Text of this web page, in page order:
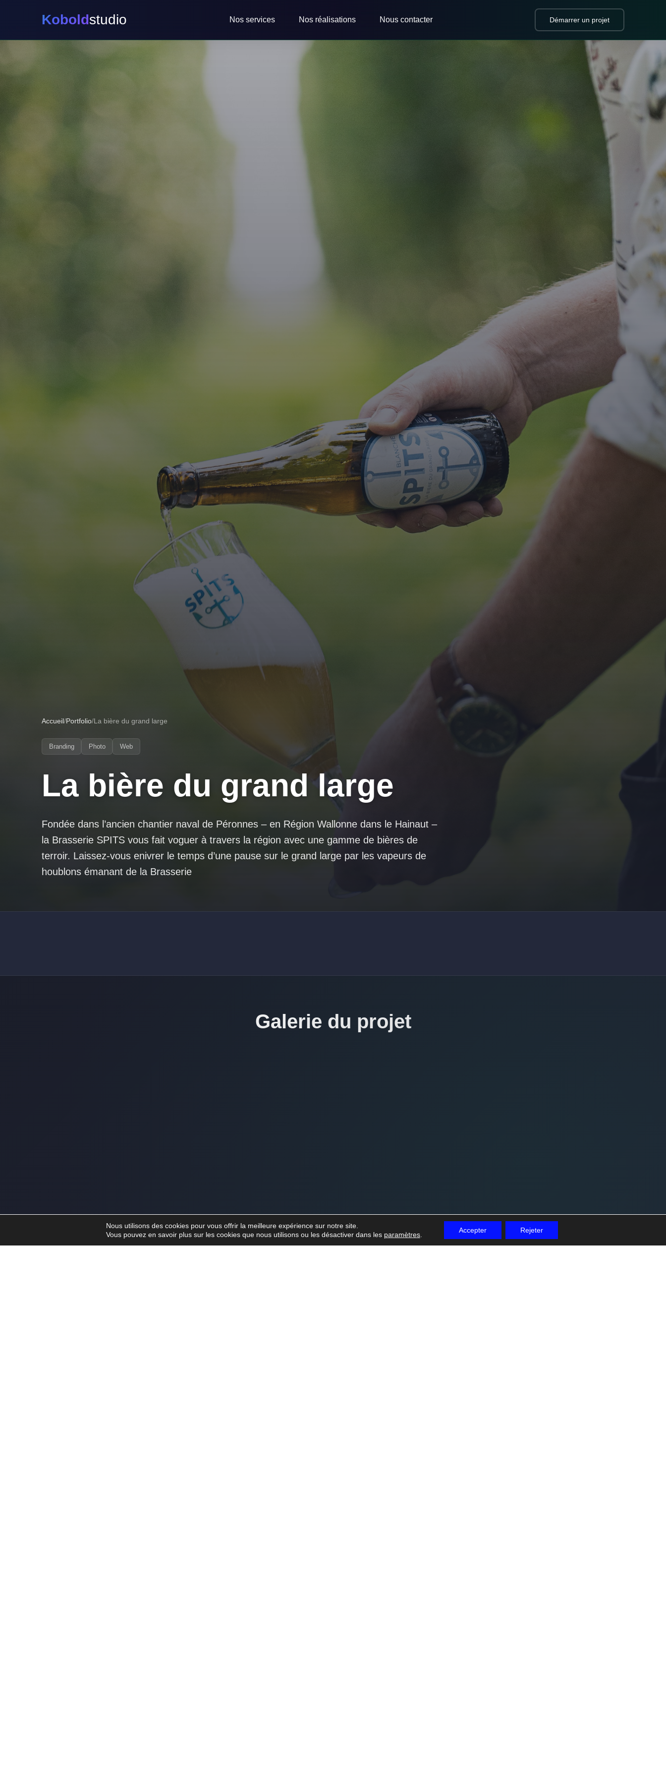
Koboldstudio Nos services Nos réalisations Nous contacter Démarrer un projet
Accueil/Portfolio/La bière du grand large
Branding Photo Web
La bière du grand large
Fondée dans l’ancien chantier naval de Péronnes – en Région Wallonne dans le Hainaut –
la Brasserie SPITS vous fait voguer à travers la région avec une gamme de bières de
terroir. Laissez-vous enivrer le temps d’une pause sur le grand large par les vapeurs de
houblons émanant de la Brasserie
Galerie du projet
Nous utilisons des cookies pour vous offrir la meilleure expérience sur notre site.
Vous pouvez en savoir plus sur les cookies que nous utilisons ou les désactiver dans les paramètres.
Accepter Rejeter